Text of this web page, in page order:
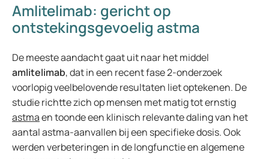
Amlitelimab: gericht op
ontstekingsgevoelig astma
De meeste aandacht gaat uit naar het middel
amlitelimab, dat in een recent fase 2-onderzoek
voorlopig veelbelovende resultaten liet optekenen. De
studie richtte zich op mensen met matig tot ernstig
astmaen toonde een klinisch relevante daling van het
aantal astma-aanvallen bij een specifieke dosis. Ook
werden verbeteringen in de longfunctie en algemene